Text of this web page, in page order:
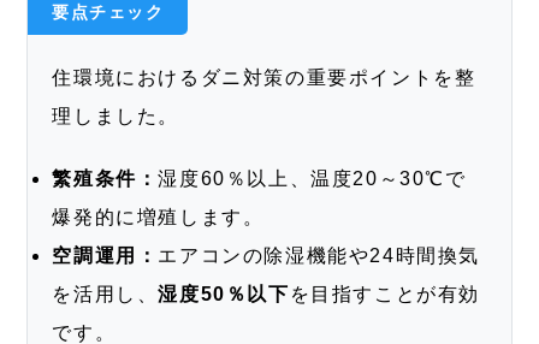
要点チェック
住環境におけるダニ対策の重要ポイントを整
理しました。
繁殖条件：湿度60％以上、温度20～30℃で
爆発的に増殖します。
空調運用： エアコンの除湿機能や24時間換気
を活用し、湿度50％以下 を目指すことが有効
です。